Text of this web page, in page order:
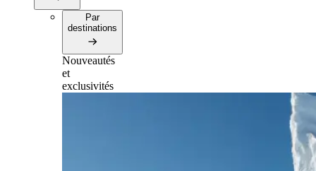
Par
destinations
Nouveautés
et
exclusivités